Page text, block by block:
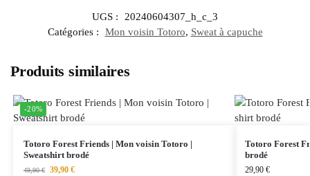
UGS :
20240604307_h_c_3
Catégories :
Mon voisin Totoro, Sweat à capuche
Produits similaires
-20%
Totoro Forest Friends | Mon voisin Totoro |
Sweatshirt brodé
49,90€ 39,90 €
Totoro Forest
brodé
29,90 €